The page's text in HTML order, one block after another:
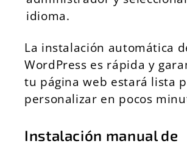
idioma.
La instalación automática
WordPress es rápida y
tu página web estará lista
personalizar en pocos
Instalación manual de